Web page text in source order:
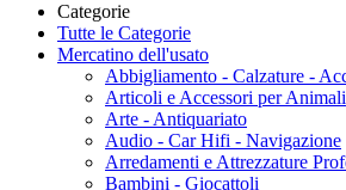
Categorie
Tutte le Categorie
Mercatino dell'usato
Abbigliamento - Calzature -
Articoli e Accessori per Animali
Arte - Antiquariato
Audio - Car Hifi - Navigazione
Arredamenti e Attrezzature
Bambini - Giocattoli